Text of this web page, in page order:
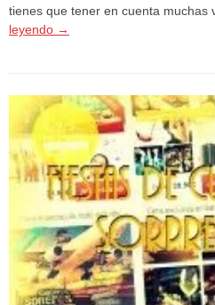
tienes que tener en cuenta muchas
leyendo →